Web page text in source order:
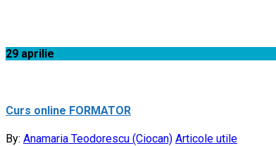
29 aprilie
Curs online FORMATOR
By: Anamaria Teodorescu (Ciocan) Articole utile